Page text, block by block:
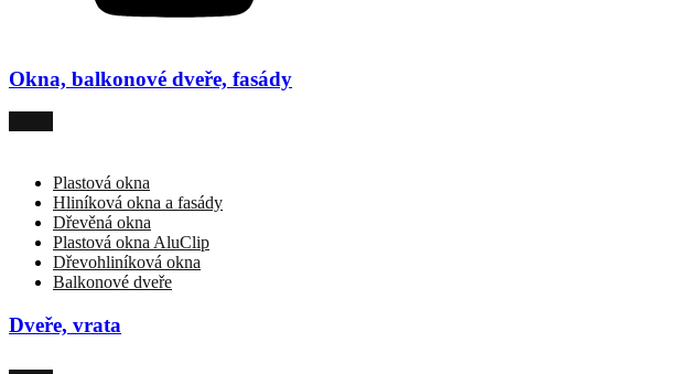
Okna, balkonové dveře, fasády
Plastová okna
Hliníková okna a fasády
Dřevěná okna
Plastová okna AluClip
Dřevohliníková okna
Balkonové dveře
Dveře, vrata